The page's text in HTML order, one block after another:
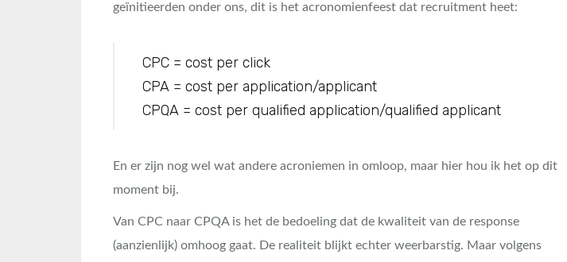
geïnitieerden onder ons, dit is het acronomienfeest dat recruitment heet:
CPC = cost per click
CPA = cost per application/applicant
CPQA = cost per qualified application/qualified applicant
En er zijn nog wel wat andere acroniemen in omloop, maar hier hou ik het op dit
moment bij.
Van CPC naar CPQA is het de bedoeling dat de kwaliteit van de response
(aanzienlijk) omhoog gaat. De realiteit blijkt echter weerbarstig. Maar volgens